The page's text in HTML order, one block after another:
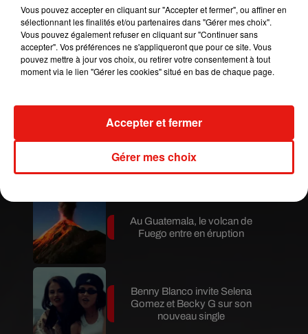
Publié : 1er juillet 2019 à 7h40 par Mikaà«l Livret
Mundo Latino
Le fourmilier géant fait son retour
son nouvel album… avec des
invités...
Au Guatemala, le volcan de
Fuego entre en éruption
Benny Blanco invite Selena
Gomez et Becky G sur son
nouveau single
Vous pouvez accepter en cliquant sur "Accepter et fermer", ou affiner en
sélectionnant les finalités et/ou partenaires dans "Gérer mes choix".
Vous pouvez également refuser en cliquant sur "Continuer sans
accepter". Vos préférences ne s'appliqueront que pour ce site. Vous
pouvez mettre à jour vos choix, ou retirer votre consentement à tout
moment via le lien "Gérer les cookies" situé en bas de chaque page.
Gérer mes choix
Accepter et fermer